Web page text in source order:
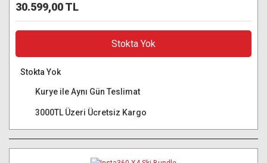
30.599,00 TL
Stokta Yok
Stokta Yok
Kurye ile Aynı Gün Teslimat
3000TL Üzeri Ücretsiz Kargo